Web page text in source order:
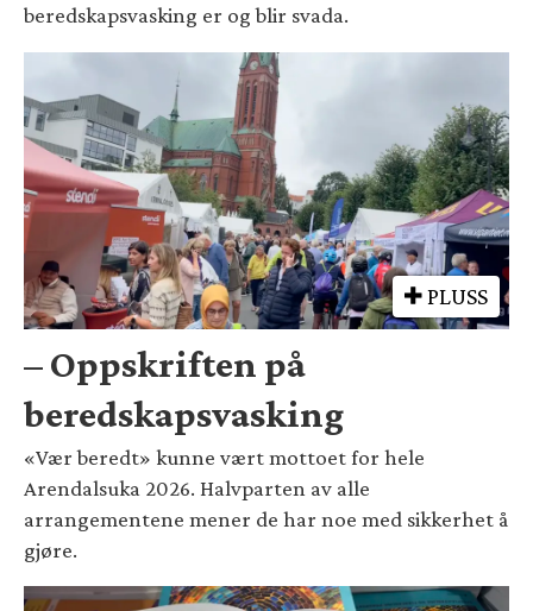
beredskapsvasking er og blir svada.
PLUSS
– Oppskriften på
beredskapsvasking
«Vær beredt» kunne vært mottoet for hele
Arendalsuka 2026. Halvparten av alle
arrangementene mener de har noe med sikkerhet å
gjøre.